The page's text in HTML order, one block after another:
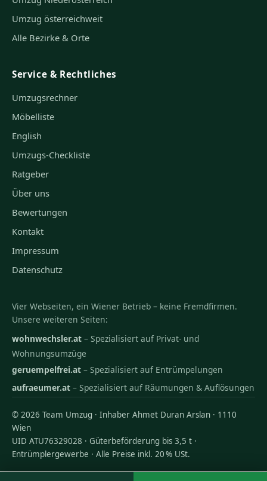
Umzug österreichweit
Alle Bezirke & Orte
Service & Rechtliches
Umzugsrechner
Möbelliste
English
Umzugs-Checkliste
Ratgeber
Über uns
Bewertungen
Kontakt
Impressum
Datenschutz
Vier Webseiten, ein Wiener Betrieb – keine Fremdfirmen.
Unsere weiteren Seiten:
wohnwechsler.at – Spezialisiert auf Privat- und
Wohnungsumzüge
geruempelfrei.at – Spezialisiert auf Entrümpelungen
aufraeumer.at – Spezialisiert auf Räumungen & Auflösungen
© 2026 Team Umzug · Inhaber Ahmet Duran Arslan · 1110
Wien
UID ATU76329028 · Güterbeförderung bis 3,5 t ·
Entrümplergewerbe · Alle Preise inkl. 20 % USt.